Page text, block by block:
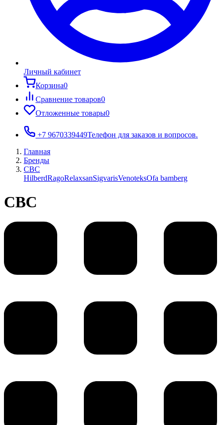
Личный кабинет
Корзина0
Сравнение товаров0
Отложенные товары0
+7 9670339449Телефон для заказов и вопросов.
Главная
Бренды
СВС
HilberdRagoRelaxsanSigvarisVenoteksOfa bamberg
СВС